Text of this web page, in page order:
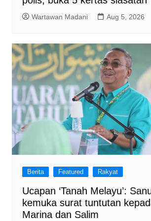
Wartawan Madani Aug 5, 2026
Berita Featured Rakyat
Ucapan ‘Tanah Melayu’:
kemuka surat tuntutan
Marina dan Salim